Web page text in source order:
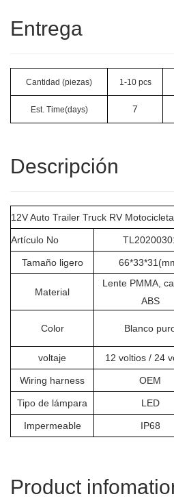
Entrega
Cantidad (piezas) 1-10 pcs
Est. Time(days) 7
Descripción
12V Auto Trailer Truck RV
Artículo No
Tamaño ligero
Material
Lente PMMA,
ABS
Color Blanco
voltaje 12 voltios / 24
Wiring harness OEM
Tipo de lámpara LED
Impermeable IP68
Product